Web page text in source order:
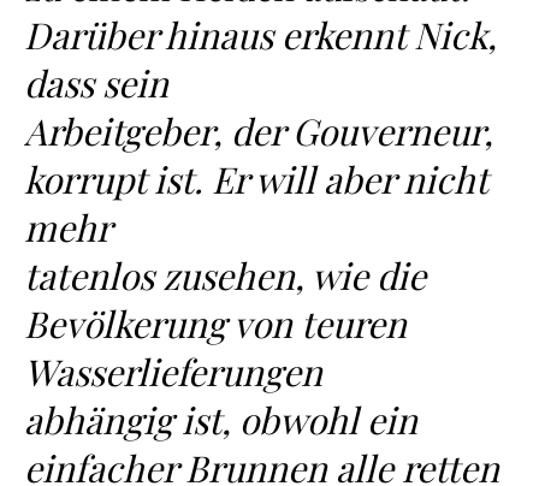
Darüber hinaus erkennt Nick,
dass sein
Arbeitgeber, der Gouverneur,
korrupt ist. Er will aber nicht
mehr
tatenlos zusehen, wie die
Bevölkerung von teuren
Wasserlieferungen
abhängig ist, obwohl ein
einfacher Brunnen alle retten